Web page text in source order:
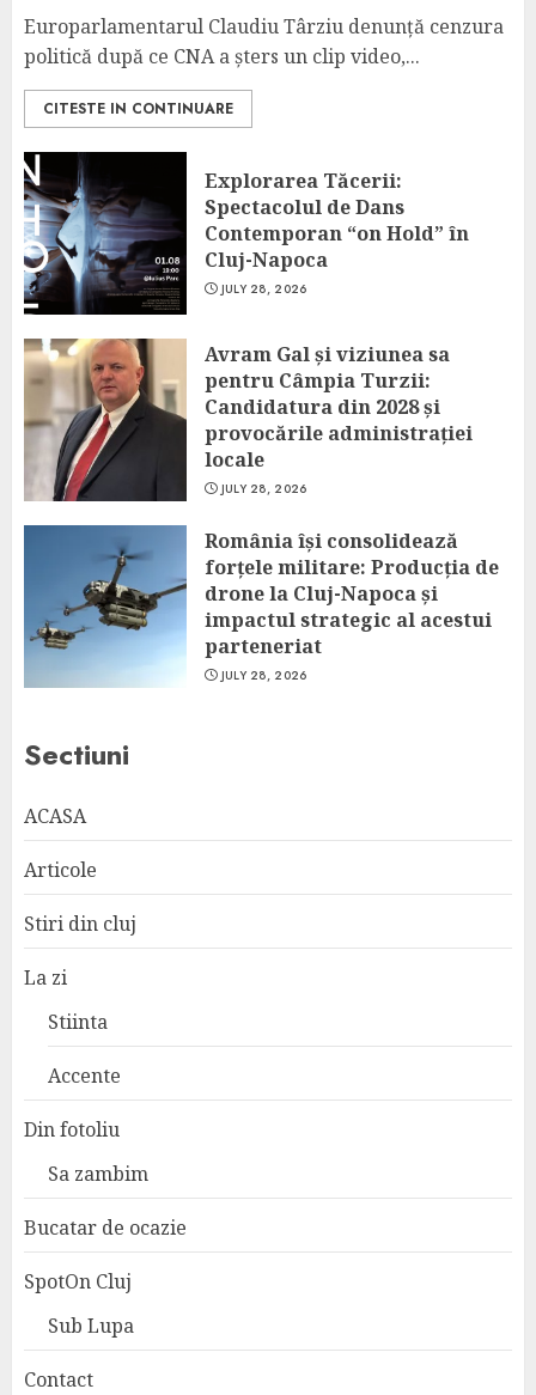
Europarlamentarul Claudiu Târziu denunță cenzura
politică după ce CNA a șters un clip video,...
CITESTE IN CONTINUARE
Explorarea Tăcerii:
Spectacolul de Dans
Contemporan “on Hold” în
Cluj-Napoca
JULY 28, 2026
Avram Gal și viziunea sa
pentru Câmpia Turzii:
Candidatura din 2028 și
provocările administrației
locale
JULY 28, 2026
România își consolidează
forțele militare: Producția de
drone la Cluj-Napoca și
impactul strategic al acestui
parteneriat
JULY 28, 2026
Sectiuni
ACASA
Articole
Stiri din cluj
La zi
Stiinta
Accente
Din fotoliu
Sa zambim
Bucatar de ocazie
SpotOn Cluj
Sub Lupa
Contact